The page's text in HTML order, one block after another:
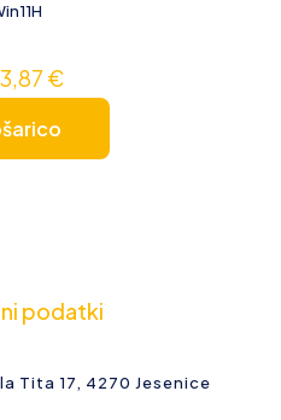
€
podatki
Tita 17, 4270 Jesenice